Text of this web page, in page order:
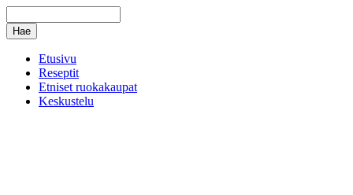
Etusivu
Reseptit
Etniset ruokakaupat
Keskustelu